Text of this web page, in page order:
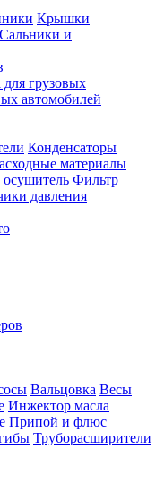
Крышки
Сальники и
грузовых
автомобилей
Конденсаторы
материалы
Фильтр
давления
Вальцовка Весы
Инжектор масла
Припой и флюс
Труборасширители